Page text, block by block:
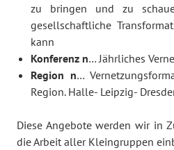
zu bringen und zu
gesellschaftliche
kann
Konferenz n…Jährliches
Region n…
Region. Halle- Leipzig-
Diese Angebote werden wir in
dieArbeit allerKleingruppen